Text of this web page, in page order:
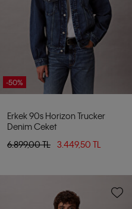
-50%
Erkek 90s Horizon Trucker
Denim Ceket
6.899,00 TL
3.449,50 TL